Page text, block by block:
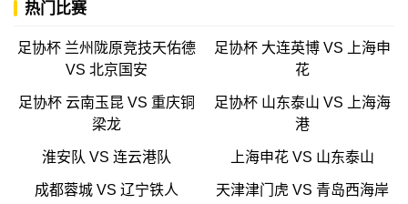
热门比赛
足协杯 兰州陇原竞技天佑德
VS 北京国安
足协杯 大连英博 VS 上海申
花
足协杯 云南玉昆 VS 重庆铜
梁龙
足协杯 山东泰山 VS 上海海
港
淮安队 VS 连云港队 上海申花 VS 山东泰山
成都蓉城 VS 辽宁铁人 天津津门虎 VS 青岛西海岸